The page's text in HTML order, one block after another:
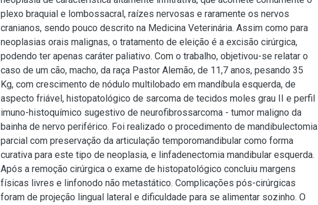
plexo braquial e lombossacral, raízes nervosas e raramente os nervos
cranianos, sendo pouco descrito na Medicina Veterinária. Assim como para
neoplasias orais malignas, o tratamento de eleição é a excisão cirúrgica,
podendo ter apenas caráter paliativo. Com o trabalho, objetivou-se relatar o
caso de um cão, macho, da raça Pastor Alemão, de 11,7 anos, pesando 35
Kg, com crescimento de nódulo multilobado em mandíbula esquerda, de
aspecto friável, histopatológico de sarcoma de tecidos moles grau II e perfil
imuno-histoquímico sugestivo de neurofibrossarcoma - tumor maligno da
bainha de nervo periférico. Foi realizado o procedimento de mandibulectomia
parcial com preservação da articulação temporomandibular como forma
curativa para este tipo de neoplasia, e linfadenectomia mandibular esquerda.
Após a remoção cirúrgica o exame de histopatológico concluiu margens
físicas livres e linfonodo não metastático. Complicações pós-cirúrgicas
foram de projeção lingual lateral e dificuldade para se alimentar sozinho. O